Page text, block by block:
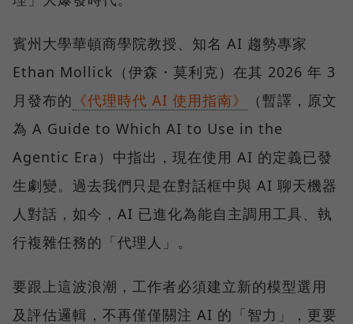
賓州大學華頓商學院教授、知名 AI 趨勢專家
Ethan Mollick（伊森・莫利克）在其 2026 年 3
月發布的 《代理時代 AI 使用指南》
（暫譯，原文
為 A Guide to Which AI to Use in the
Agentic Era）中指出，現在使用 AI 的定義已發
生劇變。過去我們只是在對話框中與 AI 聊天機器
人對話，如今，AI 已進化為能自主調用工具、執
行複雜任務的「代理人」。
要跟上這波浪潮，工作者必須建立新的模型選用
及評估邏輯，不再僅僅關注 AI 的「智力」，更要